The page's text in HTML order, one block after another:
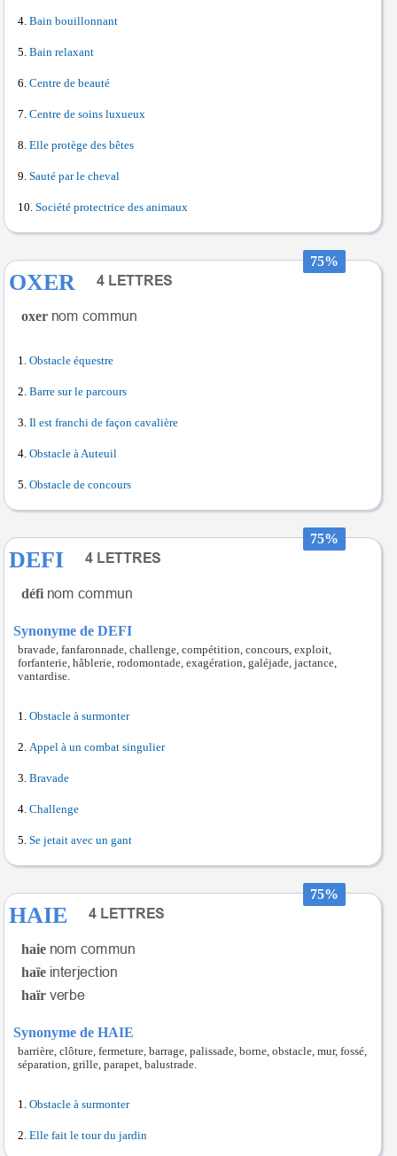
Bain bouillonnant
Bain relaxant
Centre de beauté
Centre de soins luxueux
Elle protège des bêtes
Sauté par le cheval
Société protectrice des animaux
75%
OXER
oxer
Obstacle équestre
Barre sur le parcours
Il est franchi de façon cavalière
Obstacle à Auteuil
Obstacle de concours
75%
DEFI
défi
Synonyme de DEFI
bravade, fanfaronnade, challenge, compétition, concours, exploit,
forfanterie, hâblerie, rodomontade, exagération, galéjade, jactance,
vantardise.
Obstacle à surmonter
Appel à un combat singulier
Bravade
Challenge
Se jetait avec un gant
75%
HAIE
haie
haïe
haïr
Synonyme de HAIE
barrière, clôture, fermeture, barrage, palissade, borne, obstacle, mur, fossé,
séparation, grille, parapet, balustrade.
Obstacle à surmonter
Elle fait le tour du jardin